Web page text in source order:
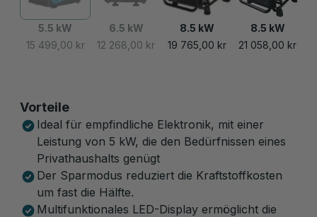
5.5 kW
15 499,00 kr
6.5 kW
12 268,00 kr
8.5 kW
19 765,00 kr
8.5 kW
21 058,00 kr
Vorteile
Ideal für empfindliche Elektronik, mit einer
Leistung von 5 kW, die den Bedürfnissen eines
Privathaushalts genügt
Der Sparmodus reduziert die Kraftstoffkosten
um fast die Hälfte.
Multifunktionales LED-Display ermöglicht die